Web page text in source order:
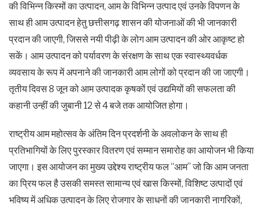
की विभिन्न किस्मों का उत्पादन, आम के विभिन्न उत्पाद एवं उनके विपणन के
साथ ही आम उत्पादन हेतु छत्तीसगढ़ शासन की योजनाओं की भी जानकारी
प्रदान की जाएगी, जिससे नयी पीढ़ी के लोग आम उत्पादन की ओर आकृष्ट हो
सकें। आम उत्पादन को पर्यावरण के संरक्षण के साथ एक स्वास्थ्यवर्धक
व्यवसाय के रूप में अपनाने की जानकारी आम लोगों को प्रदान की जा जाएगी।
तृतीय दिवस 8 जून को आम उत्पादक कृषकों एवं उद्यमियों की सफलता की
कहानी उन्हीं की जुबानी 12 से 4 बजे तक आयोजित होगा।
राष्ट्रीय आम महोत्सव के अंतिम दिन प्रदर्शनी के अवलोकन के साथ ही
प्रतिभागियों के लिए पुरस्कार वितरण एवं सम्मान समारोह का आयोजन भी किया
जाएगा। इस आयोजन का मुख्य उद्देश्य राष्ट्रीय फल ‘‘आम’’ जो कि आम जनता
का प्रिय फल है उसकी समस्त सामान्य एवं खास किस्मों, विशिष्ट उत्पादों एवं
भविष्य में अधिक उत्पादन के लिए रोजगार के साधनों की जानकारी नागरिकों,